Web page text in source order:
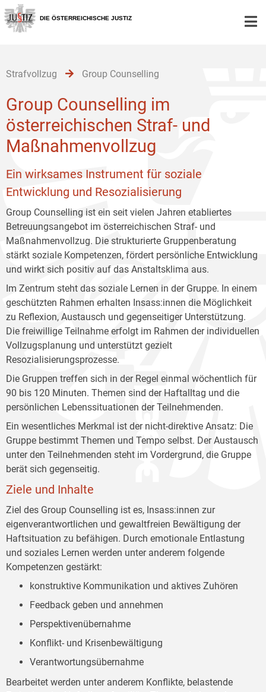
Zur
Hauptnavigation
[1]
Zum
Inhalt
[2]
Zum
Untermenü
[3]
DIE ÖSTERREICHISCHE JUSTIZ
Strafvollzug Group Counselling
Group Counselling im
österreichischen Straf- und
Maßnahmenvollzug
Ein wirksames Instrument für soziale
Entwicklung und Resozialisierung
Group Counselling ist ein seit vielen Jahren etabliertes
Betreuungsangebot im österreichischen Straf- und
Maßnahmenvollzug. Die strukturierte Gruppenberatung
stärkt soziale Kompetenzen, fördert persönliche Entwicklung
und wirkt sich positiv auf das Anstaltsklima aus.
Im Zentrum steht das soziale Lernen in der Gruppe. In einem
geschützten Rahmen erhalten Insass:innen die Möglichkeit
zu Reflexion, Austausch und gegenseitiger Unterstützung.
Die freiwillige Teilnahme erfolgt im Rahmen der individuellen
Vollzugsplanung und unterstützt gezielt
Resozialisierungsprozesse.
Die Gruppen treffen sich in der Regel einmal wöchentlich für
90 bis 120 Minuten. Themen sind der Haftalltag und die
persönlichen Lebenssituationen der Teilnehmenden.
Ein wesentliches Merkmal ist der nicht-direktive Ansatz: Die
Gruppe bestimmt Themen und Tempo selbst. Der Austausch
unter den Teilnehmenden steht im Vordergrund, die Gruppe
berät sich gegenseitig.
Ziele und Inhalte
Ziel des Group Counselling ist es, Insass:innen zur
eigenverantwortlichen und gewaltfreien Bewältigung der
Haftsituation zu befähigen. Durch emotionale Entlastung
und soziales Lernen werden unter anderem folgende
Kompetenzen gestärkt:
konstruktive Kommunikation und aktives Zuhören
Feedback geben und annehmen
Perspektivenübernahme
Konflikt- und Krisenbewältigung
Verantwortungsübernahme
Bearbeitet werden unter anderem Konflikte, belastende